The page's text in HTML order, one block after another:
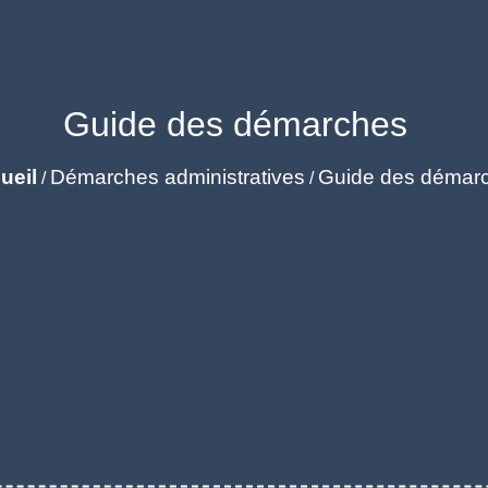
Guide des démarches
/ Démarches administratives / Guide des